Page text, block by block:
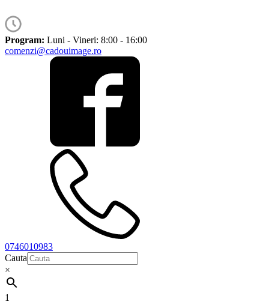
Program: Luni - Vineri: 8:00 - 16:00
comenzi@cadouimage.ro
0746010983
Cauta
×
1